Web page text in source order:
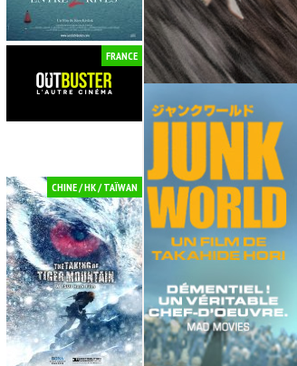
FRANCE
CHINE / HK / TAÏWAN